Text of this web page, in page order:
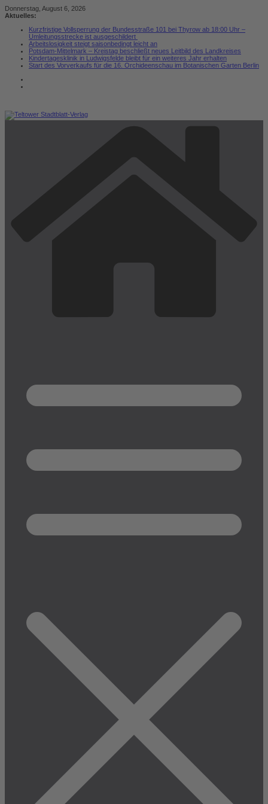
Zum
Inhalt
Donnerstag, August 6, 2026
Aktuelles:
Kurzfristige Vollsperrung der Bundesstraße 101 bei Thyrow ab 18:00 Uhr –
Umleitungsstrecke ist ausgeschildert
Arbeitslosigkeit steigt saisonbedingt leicht an
Potsdam-Mittelmark – Kreistag beschließt neues Leitbild des Landkreises
Kindertagesklinik in Ludwigsfelde bleibt für ein weiteres Jahr erhalten
Start des Vorverkaufs für die 16. Orchideenschau im Botanischen Garten Berlin